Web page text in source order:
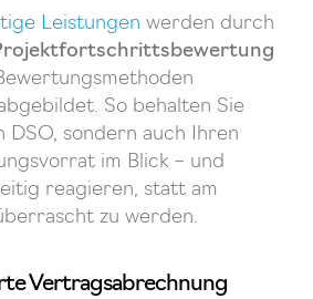
Leistungen werden durch
So behalten Sie
DSO, sondern auch Ihren
im Blick – und
reagieren, statt am
zu werden.
Vertragsabrechnung